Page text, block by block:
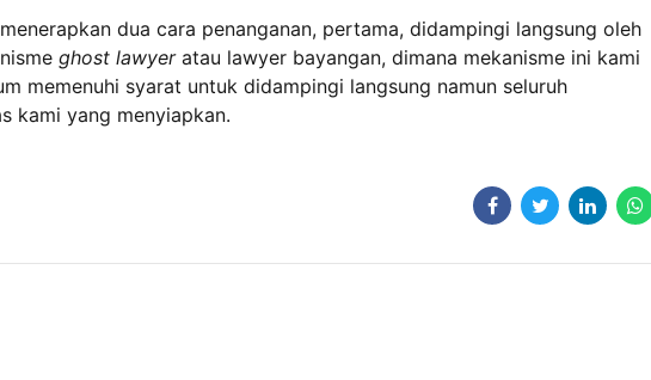
dua cara penanganan, pertama, didampingi langsung oleh
ghost lawyeratau lawyer bayangan, dimana mekanisme ini kami
memenuhi syarat untuk didampingi langsung namun seluruh
kami yang menyiapkan.